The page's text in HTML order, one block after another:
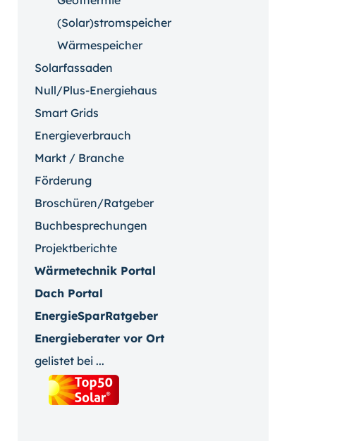
(Solar)stromspeicher
Wärmespeicher
Solarfassaden
Null/Plus-Energiehaus
Smart Grids
Energieverbrauch
Markt / Branche
Förderung
Broschüren/Ratgeber
Buchbesprechungen
Projektberichte
Wärmetechnik Portal
Dach Portal
EnergieSparRatgeber
Energieberater vor Ort
gelistet bei ...